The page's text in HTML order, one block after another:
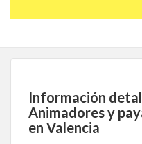
Información
Animadores y
en Valencia